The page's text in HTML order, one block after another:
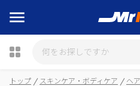
トップ スキンケア・ボディケア ヘ